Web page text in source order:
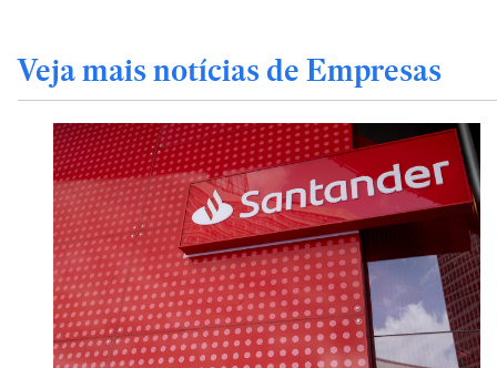
Veja mais notícias de Empresas